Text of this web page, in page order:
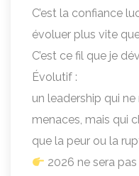
C’est la confiance
évoluer plus vite
C’est ce fil que je
Évolutif :
un leadership qui ne
menaces, mais qui
que la peur ou la
2026 ne sera